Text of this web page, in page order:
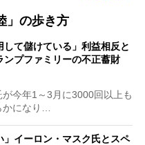
」の歩き方
して儲けている」利益相反と
ンプファミリーの不正蓄財
今年1～3月に3000回以上も
になり…
」イーロン・マスク氏とスペ